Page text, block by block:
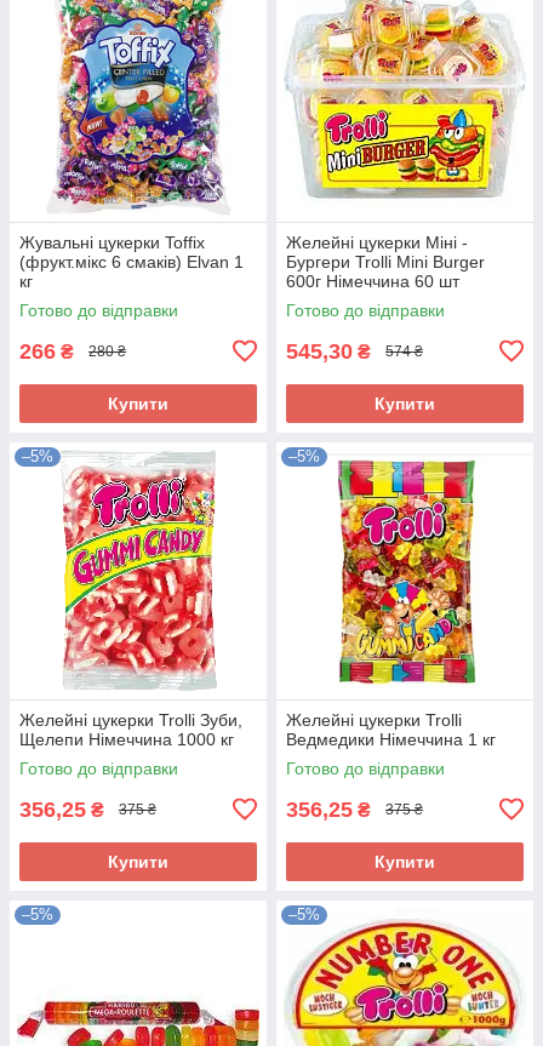
Жувальні цукерки Toffix
(фрукт.мікс 6 смаків) Elvan 1
кг
Готово до відправки
266 ₴ 280 ₴
Купити
Желейні цукерки Міні -
Бургери Trolli Mini Burger
600г Німеччина 60 шт
Готово до відправки
545,30 ₴ 574 ₴
Купити
–5%
Желейні цукерки Trolli Зуби,
Щелепи Німеччина 1000 кг
Готово до відправки
356,25 ₴ 375 ₴
Купити
–5%
Желейні цукерки Trolli
Ведмедики Німеччина 1 кг
Готово до відправки
356,25 ₴ 375 ₴
Купити
–5% –5%